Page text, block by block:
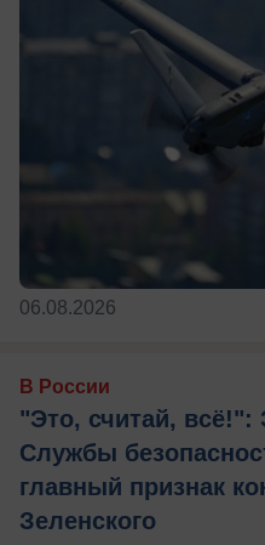
06.08.2026
В России
"Это, считай, всё!":
Службы
главный признак
Зеленского